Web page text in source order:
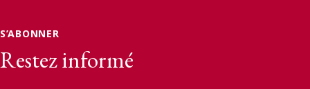
S’ABONNER
Restez informé